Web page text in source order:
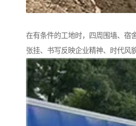
在有条件的工地时，四周围墙、宿
张挂、书写反映企业精神、时代风